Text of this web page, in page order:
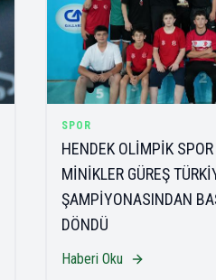
SPOR
HENDEK OLİMPİK
MİNİKLER GÜREŞ
ŞAMPİYONASINDAN
DÖNDÜ
Haberi Oku